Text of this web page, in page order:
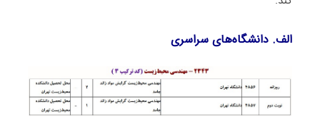
الف. دانشگاه‌های سراسری